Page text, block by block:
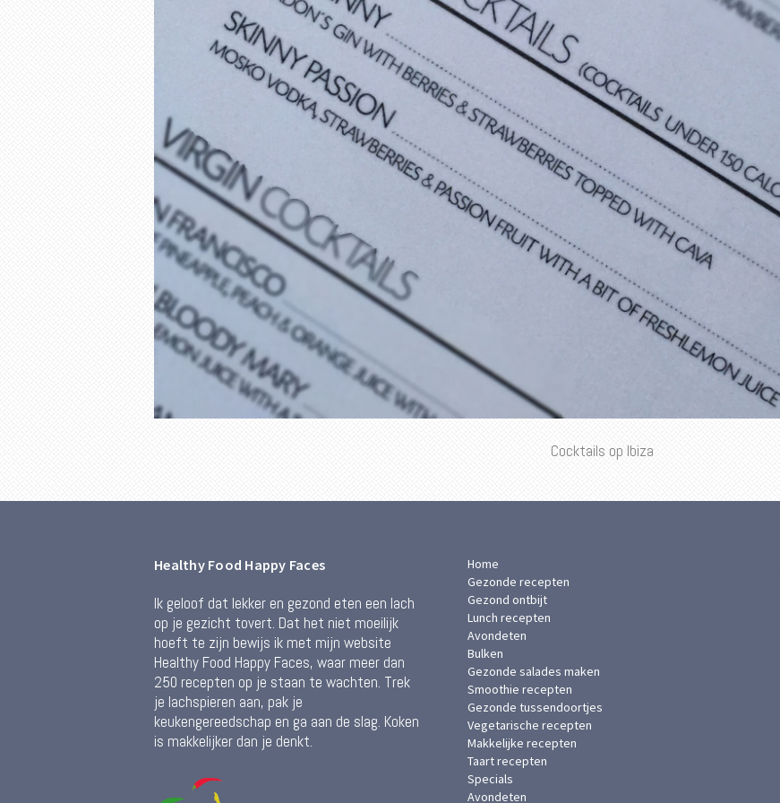
Cocktails op Ibiza
Healthy Food Happy Faces
Ik geloof dat lekker en gezond eten een lach
op je gezicht tovert. Dat het niet moeilijk
hoeft te zijn bewijs ik met mijn website
Healthy Food Happy Faces, waar meer dan
250 recepten op je staan te wachten. Trek
je lachspieren aan, pak je
keukengereedschap en ga aan de slag. Koken
is makkelijker dan je denkt.
Home
Gezonde recepten
Gezond ontbijt
Lunch recepten
Avondeten
Bulken
Gezonde salades maken
Smoothie recepten
Gezonde tussendoortjes
Vegetarische recepten
Makkelijke recepten
Taart recepten
Specials
Avondeten